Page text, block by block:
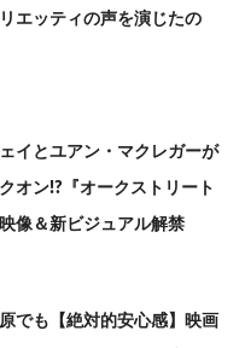
エッティの声を演じたの
イとユアン・マクレガーが
オン!?『オークストリート
像＆新ビジュアル解禁
でも【絶対的安心感】映画